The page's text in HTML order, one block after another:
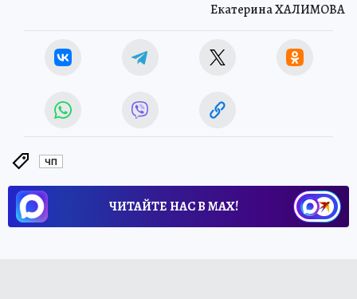
Екатерина ХАЛИМОВА
ЧП
ЧИТАЙТЕ НАС В МАХ!